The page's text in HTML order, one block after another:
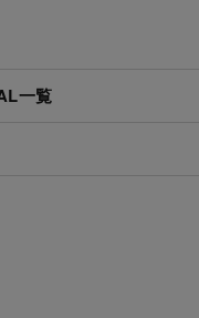
一覧